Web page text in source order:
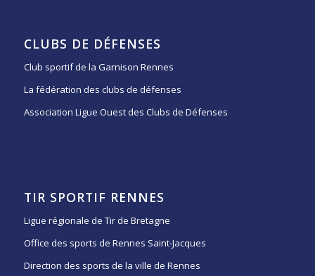
CLUBS DE DÉFENSES
Club sportif de la Garnison Rennes
La fédération des clubs de défenses
Association Ligue Ouest des Clubs de Défenses
TIR SPORTIF RENNES
Ligue régionale de Tir de Bretagne
Office des sports de Rennes Saint-Jacques
Direction des sports de la ville de Rennes